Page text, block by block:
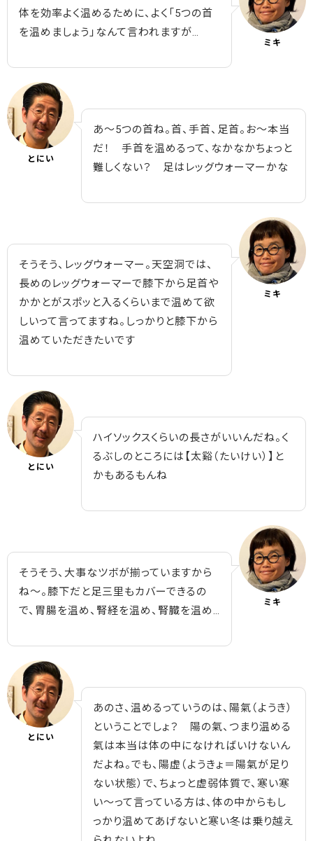
体を効率よく温めるために、よく「5つの首
を温めましょう」なんて言われますが…
ミキ
とにい
あ～5つの首ね。首、手首、足首。お～本当
だ！ 手首を温めるって、なかなかちょっと
難しくない？ 足はレッグウォーマーかな
そうそう、レッグウォーマー。天空洞では、
長めのレッグウォーマーで膝下から足首や
かかとがスポッと入るくらいまで温めて欲
しいって言ってますね。しっかりと膝下から
温めていただきたいです
ミキ
とにい
ハイソックスくらいの長さがいいんだね。く
るぶしのところには【太谿（たいけい）】と
かもあるもんね
そうそう、大事なツボが揃っていますから
ね～。膝下だと足三里もカバーできるの
で、胃腸を温め、腎経を温め、腎臓を温め…
ミキ
とにい
あのさ、温めるっていうのは、陽氣（ようき）
ということでしょ？ 陽の氣、つまり温める
氣は本当は体の中になければいけないん
だよね。でも、陽虚（ようきょ＝陽氣が足り
ない状態）で、ちょっと虚弱体質で、寒い寒
い～って言っている方は、体の中からもし
っかり温めてあげないと寒い冬は乗り越え